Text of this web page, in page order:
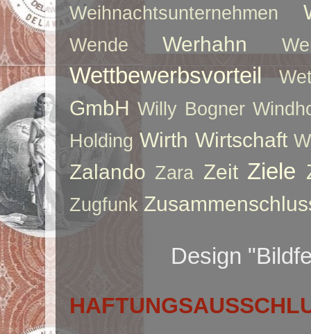
Weihnachtsunternehmen
Wende Werhahn
Wettbewerbsvorteil
GmbH Willy Bogner
Holding Wirth Wirtschaft
Zalando Zara Zeit Ziele
Zugfunk
Design